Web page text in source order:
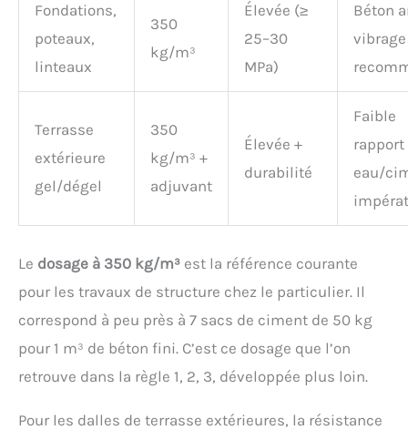
Fondations,
poteaux,
linteaux
350
kg/m³
Élevée (≥
25–30
MPa)
Béton
vibrage
Terrasse
extérieure
gel/dégel
350
kg/m³ +
adjuvant
Élevée +
durabilité
Faible
rapport
eau/
Le dosage à 350 kg/m³ est la référence courante
pour les travaux de structure chez le particulier. Il
correspond à peu près à 7 sacs de ciment de 50 kg
pour 1 m³ de béton fini. C’est ce dosage que l’on
retrouve dans la règle 1, 2, 3, développée plus loin.
Pour les dalles de terrasse extérieures, la résistance